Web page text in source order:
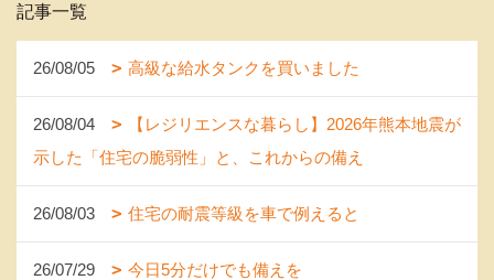
記事一覧
26/08/05 高級な給水タンクを買いました
26/08/04
【レジリエンスな暮らし】2026年熊本地震が
示した「住宅の脆弱性」と、これからの備え
26/08/03 住宅の耐震等級を車で例えると
26/07/29 今日5分だけでも備えを